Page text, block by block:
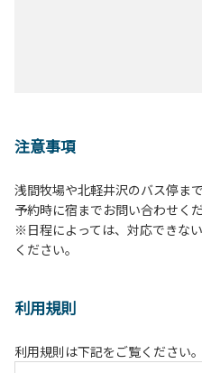
注意事項
浅間牧場や北軽井沢のバス停ま
予約時に宿までお問い合わせくだ
※日程によっては、対応できな
ください。
利用規則
利用規則は下記をご覧ください。